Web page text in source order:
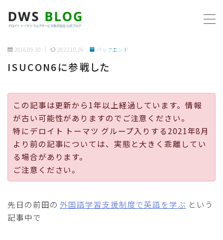
ホーム
AWS
プログラミング
ビジネス
社内制度
2016.09.30 2022.10.26 バックエンド
ISUCON6に参戦した
この記事は更新から1年以上経過しています。情報
が古い可能性がありますのでご注意ください。
特にデロイト トーマツ グループ入りする2021年8月
より前の記事については、実態と大きく乖離してい
る場合があります。
ご注意ください。
先日の前田の外国語学習支援制度で英語を学ぶ という
記事中で